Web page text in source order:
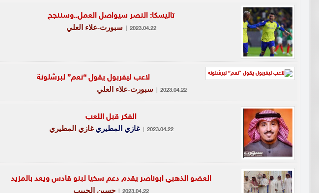
تاليسكا: النصر سيواصل العمل..وسننجح
2023.04.22 سبورت-علاء العلي
لاعب ليفربول يقول “نعم” لبرشلونة
2023.04.22 سبورت-علاء العلي
الفكر قبل اللعب
2023.04.22 غازي المطيري غازي المطيري
العضو الذهبي ابوناصر يقدم دعم سخيا لبنو قادس ويعد بالمزيد
حسين الحبيب